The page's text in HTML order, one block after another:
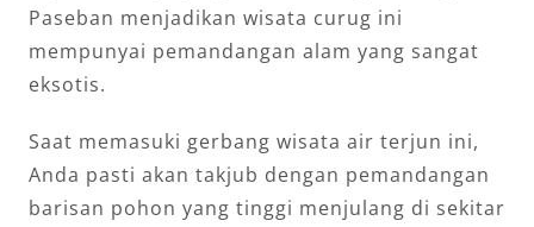
Paseban menjadikan wisata curug ini
mempunyai pemandangan alam yang sangat
eksotis.
Saat memasuki gerbang wisata air terjun ini,
Anda pasti akan takjub dengan pemandangan
barisan pohon yang tinggi menjulang di sekitar